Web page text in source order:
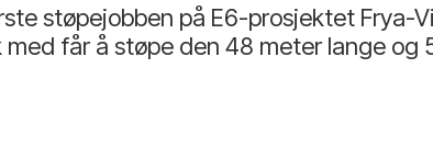
støpejobben på E6-prosjektet Frya-
får å støpe den 48 meter lange og